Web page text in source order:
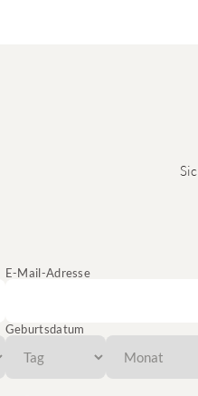
E-Mail-Adresse
Geburtsdatum